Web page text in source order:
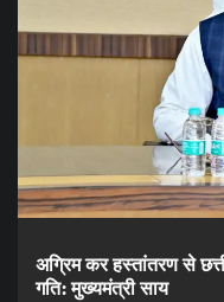
अग्रिम कर हस्तांतरण से
गति: मुख्यमंत्री साय